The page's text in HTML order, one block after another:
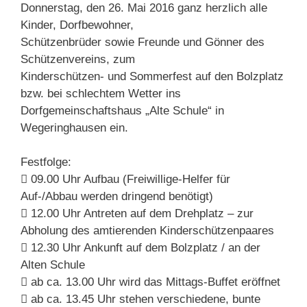
Donnerstag, den 26. Mai 2016 ganz herzlich alle
Kinder, Dorfbewohner,
Schützenbrüder sowie Freunde und Gönner des
Schützenvereins, zum
Kinderschützen- und Sommerfest auf den Bolzplatz
bzw. bei schlechtem Wetter ins
Dorfgemeinschaftshaus „Alte Schule“ in
Wegeringhausen ein.
Festfolge:
 09.00 Uhr Aufbau (Freiwillige-Helfer für
Auf-/Abbau werden dringend benötigt)
 12.00 Uhr Antreten auf dem Drehplatz – zur
Abholung des amtierenden Kinderschützenpaares
 12.30 Uhr Ankunft auf dem Bolzplatz / an der
Alten Schule
 ab ca. 13.00 Uhr wird das Mittags-Buffet eröffnet
 ab ca. 13.45 Uhr stehen verschiedene, bunte